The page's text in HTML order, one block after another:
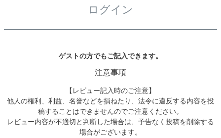
ログイン
ゲストの方でもご記入できます。
注意事項
【レビュー記入時のご注意】
他人の権利、利益、名誉などを損ねたり、法令に違反する内容を投
稿することはできませんのでご注意ください。
レビュー内容が不適切と判断した場合は、予告なく投稿を削除する
場合がございます。